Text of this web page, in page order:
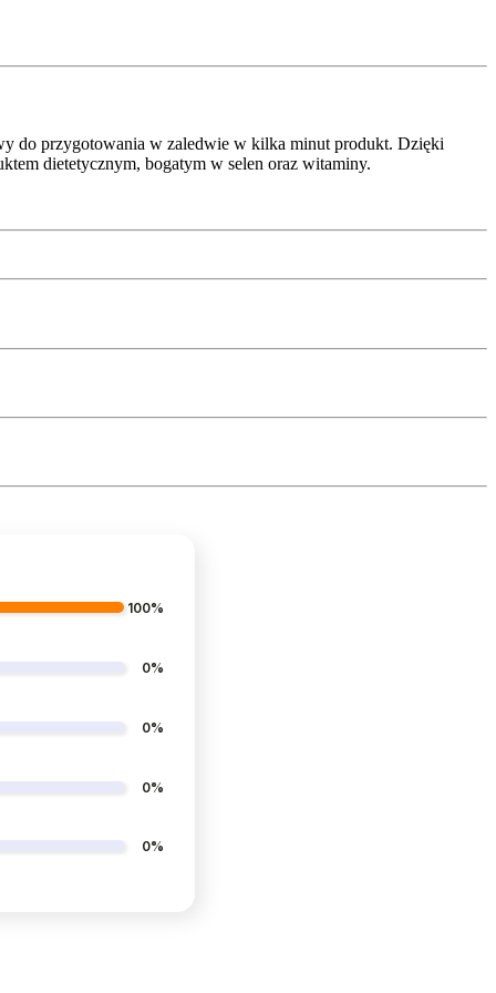
do przygotowania w zaledwie w kilka minut produkt. Dzięki
dietetycznym, bogatym w selen oraz witaminy.
100%
0%
0%
0%
0%